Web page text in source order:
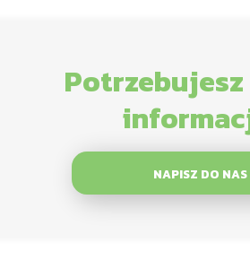
NAPISZ DO NAS